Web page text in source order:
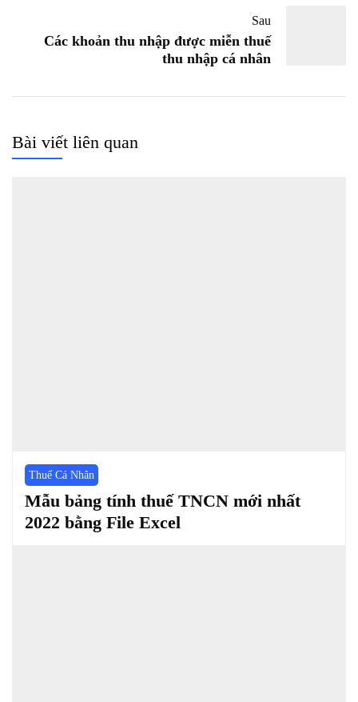
Sau
Các khoản thu nhập được miễn thuế
thu nhập cá nhân
Bài viết liên quan
Thuế Cá Nhân
Mẫu bảng tính thuế TNCN mới nhất
2022 bằng File Excel